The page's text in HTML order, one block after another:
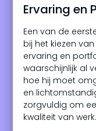
Ervaring en
Een van de
bij het kiezen
ervaring en
waarschijnlijk al
hoe hij moet
en
zorgvuldig om
kwaliteit van werk.